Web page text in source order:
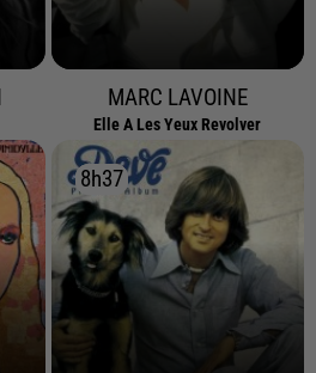
MARC LAVOINE
Elle A Les Yeux Revolver
8h37
8h37